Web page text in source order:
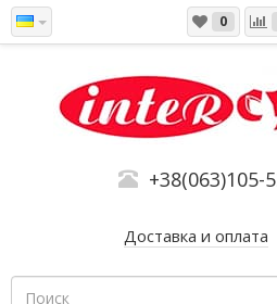
0
+38(063)105-
Доставка и оплата